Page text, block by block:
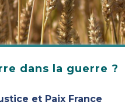
dans la guerre ?
et Paix France